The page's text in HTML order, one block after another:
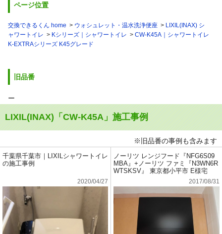
ページ位置
交換できるくん home ウォシュレット・温水洗浄便座
LIXIL(INAX) シ
ャワートイレ
Kシリーズ｜シャワートイレ
CW-K45A｜シャワートイレ
K-EXTRAシリーズ K45グレード
旧品番
ー
LIXIL(INAX)「CW-K45A」施工事例
※旧品番の事例も含みます
千葉県千葉市｜LIXILシャワートイレ
の施工事例
2020/04/27
ノーリツ レンジフード『NFG6S09
MBA』+ノーリツ ファミ『N3WN6R
WTSKSV』 東京都小平市 E様宅
2017/08/31